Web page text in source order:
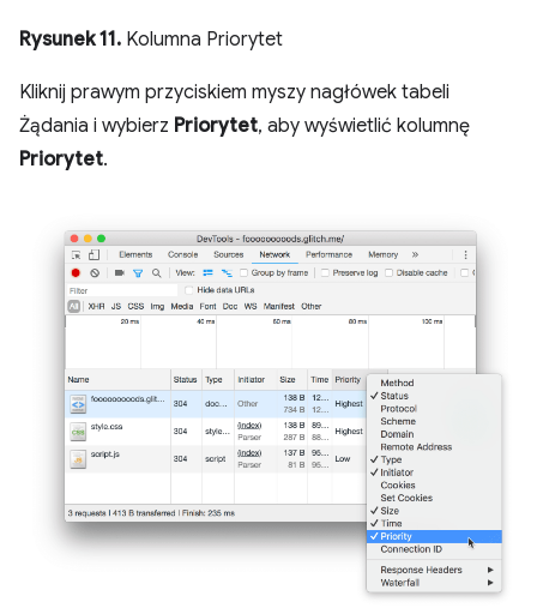
Rysunek 11. Kolumna Priorytet
Kliknij prawym przyciskiem myszy nagłówek tabeli
Żądania i wybierz Priorytet, aby wyświetlić kolumnę
Priorytet.